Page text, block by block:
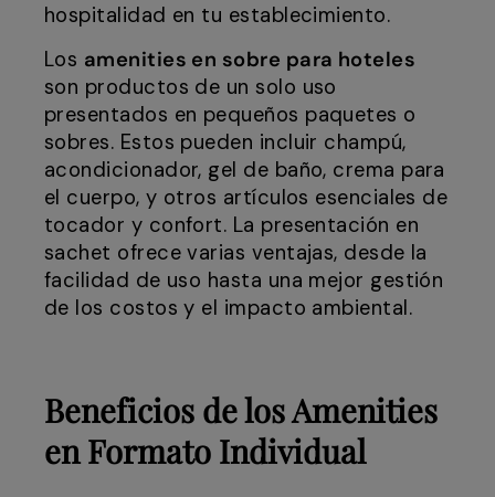
hospitalidad en tu establecimiento.
Los amenities en sobre para hoteles
son productos de un solo uso
presentados en pequeños paquetes o
sobres. Estos pueden incluir champú,
acondicionador, gel de baño, crema para
el cuerpo, y otros artículos esenciales de
tocador y confort. La presentación en
sachet ofrece varias ventajas, desde la
facilidad de uso hasta una mejor gestión
de los costos y el impacto ambiental.
Beneficios de los Amenities
en Formato Individual